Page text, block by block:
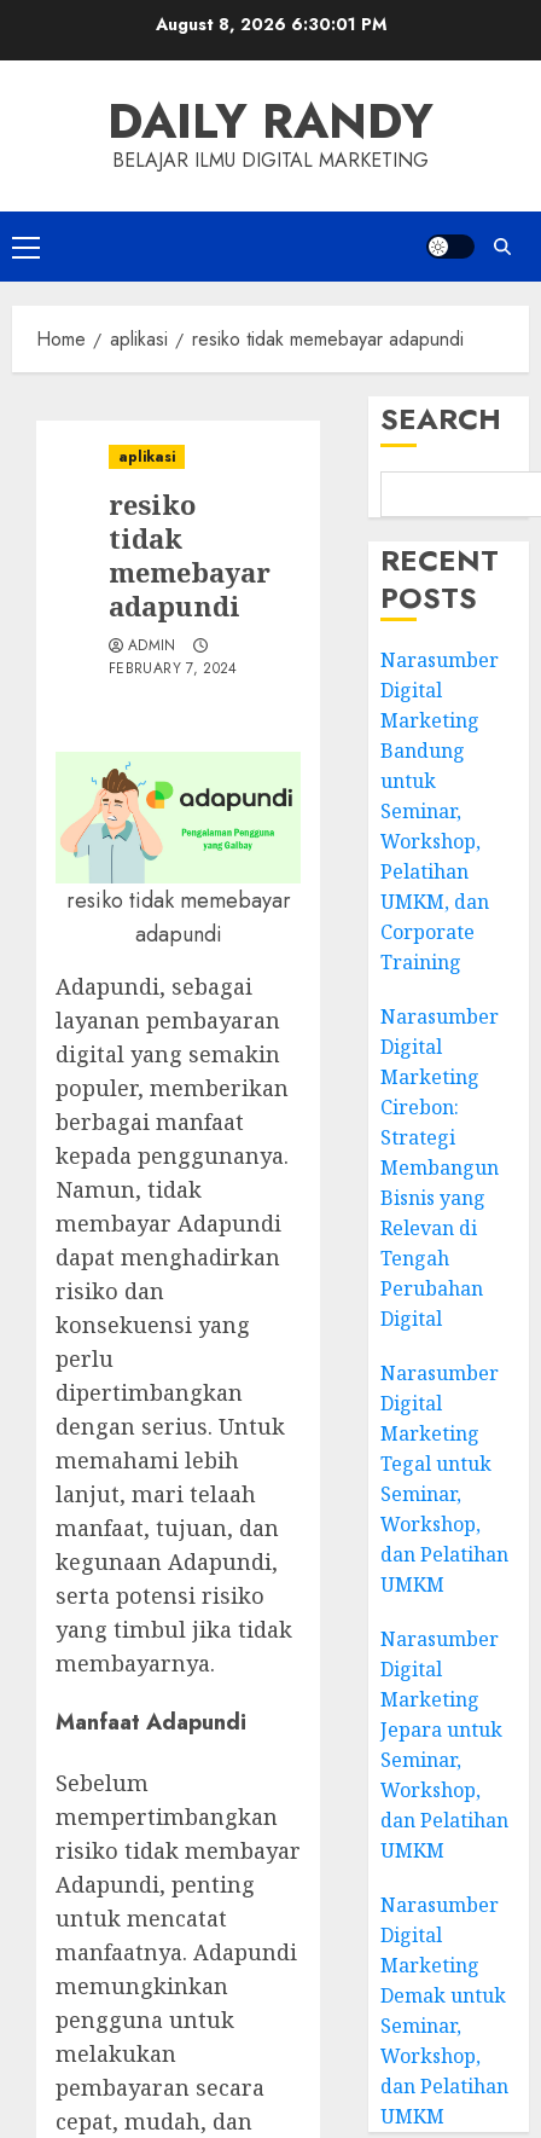
August 8, 2026 6:30:02 PM
DAILY RANDY
BELAJAR ILMU DIGITAL MARKETING
Primary
Menu
Home aplikasi resiko tidak memebayar adapundi
aplikasi
resiko
tidak
memebayar
adapundi
ADMIN
FEBRUARY 7, 2024
resiko tidak memebayar
adapundi
Adapundi, sebagai
layanan pembayaran
digital yang semakin
populer, memberikan
berbagai manfaat
kepada penggunanya.
Namun, tidak
membayar Adapundi
dapat menghadirkan
risiko dan
konsekuensi yang
perlu
dipertimbangkan
dengan serius. Untuk
memahami lebih
lanjut, mari telaah
manfaat, tujuan, dan
kegunaan Adapundi,
serta potensi risiko
yang timbul jika tidak
membayarnya.
Manfaat Adapundi
Sebelum
mempertimbangkan
risiko tidak membayar
Adapundi, penting
untuk mencatat
manfaatnya. Adapundi
memungkinkan
pengguna untuk
melakukan
pembayaran secara
cepat, mudah, dan
SEARCH
RECENT
POSTS
Narasumber
Digital
Marketing
Bandung
untuk
Seminar,
Workshop,
Pelatihan
UMKM, dan
Corporate
Training
Narasumber
Digital
Marketing
Cirebon:
Strategi
Membangun
Bisnis yang
Relevan di
Tengah
Perubahan
Digital
Narasumber
Digital
Marketing
Tegal untuk
Seminar,
Workshop,
dan Pelatihan
UMKM
Narasumber
Digital
Marketing
Jepara untuk
Seminar,
Workshop,
dan Pelatihan
UMKM
Narasumber
Digital
Marketing
Demak untuk
Seminar,
Workshop,
dan Pelatihan
UMKM